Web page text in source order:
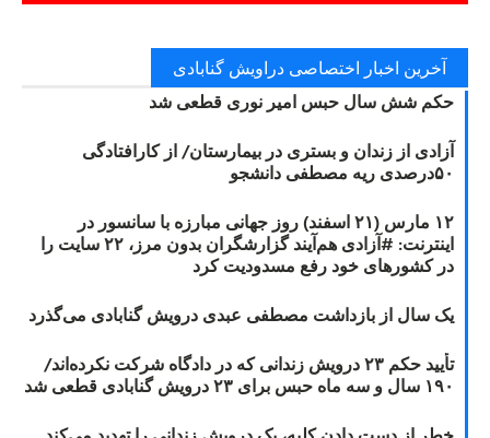
آخرین اخبار اختصاصی دراویش گنابادی
حکم شش سال حبس امیر نوری قطعی شد
آزادی از زندان و بستری در بیمارستان/ از کارافتادگی
۵۰درصدی ریه مصطفی دانشجو
۱۲ مارس (۲۱ اسفند) روز جهانی مبارزه با سانسور در
اینترنت: #آزادی هم‌آیند گزارشگران‌ بدون مرز، ۲۲ سایت را
در کشورهای خود رفع مسدودیت کرد
یک سال از بازداشت مصطفی عبدی درویش گنابادی می‌گذرد
تأیید حکم ۲۳ درویش زندانی که در دادگاه شرکت نکرده‌اند/
۱۹۰ سال و سه ماه حبس برای ۲۳ درویش گنابادی قطعی شد